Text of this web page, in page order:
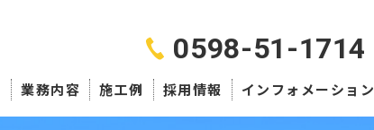
0598-51-1714
業務内容 施工例 採用情報 インフォメーション